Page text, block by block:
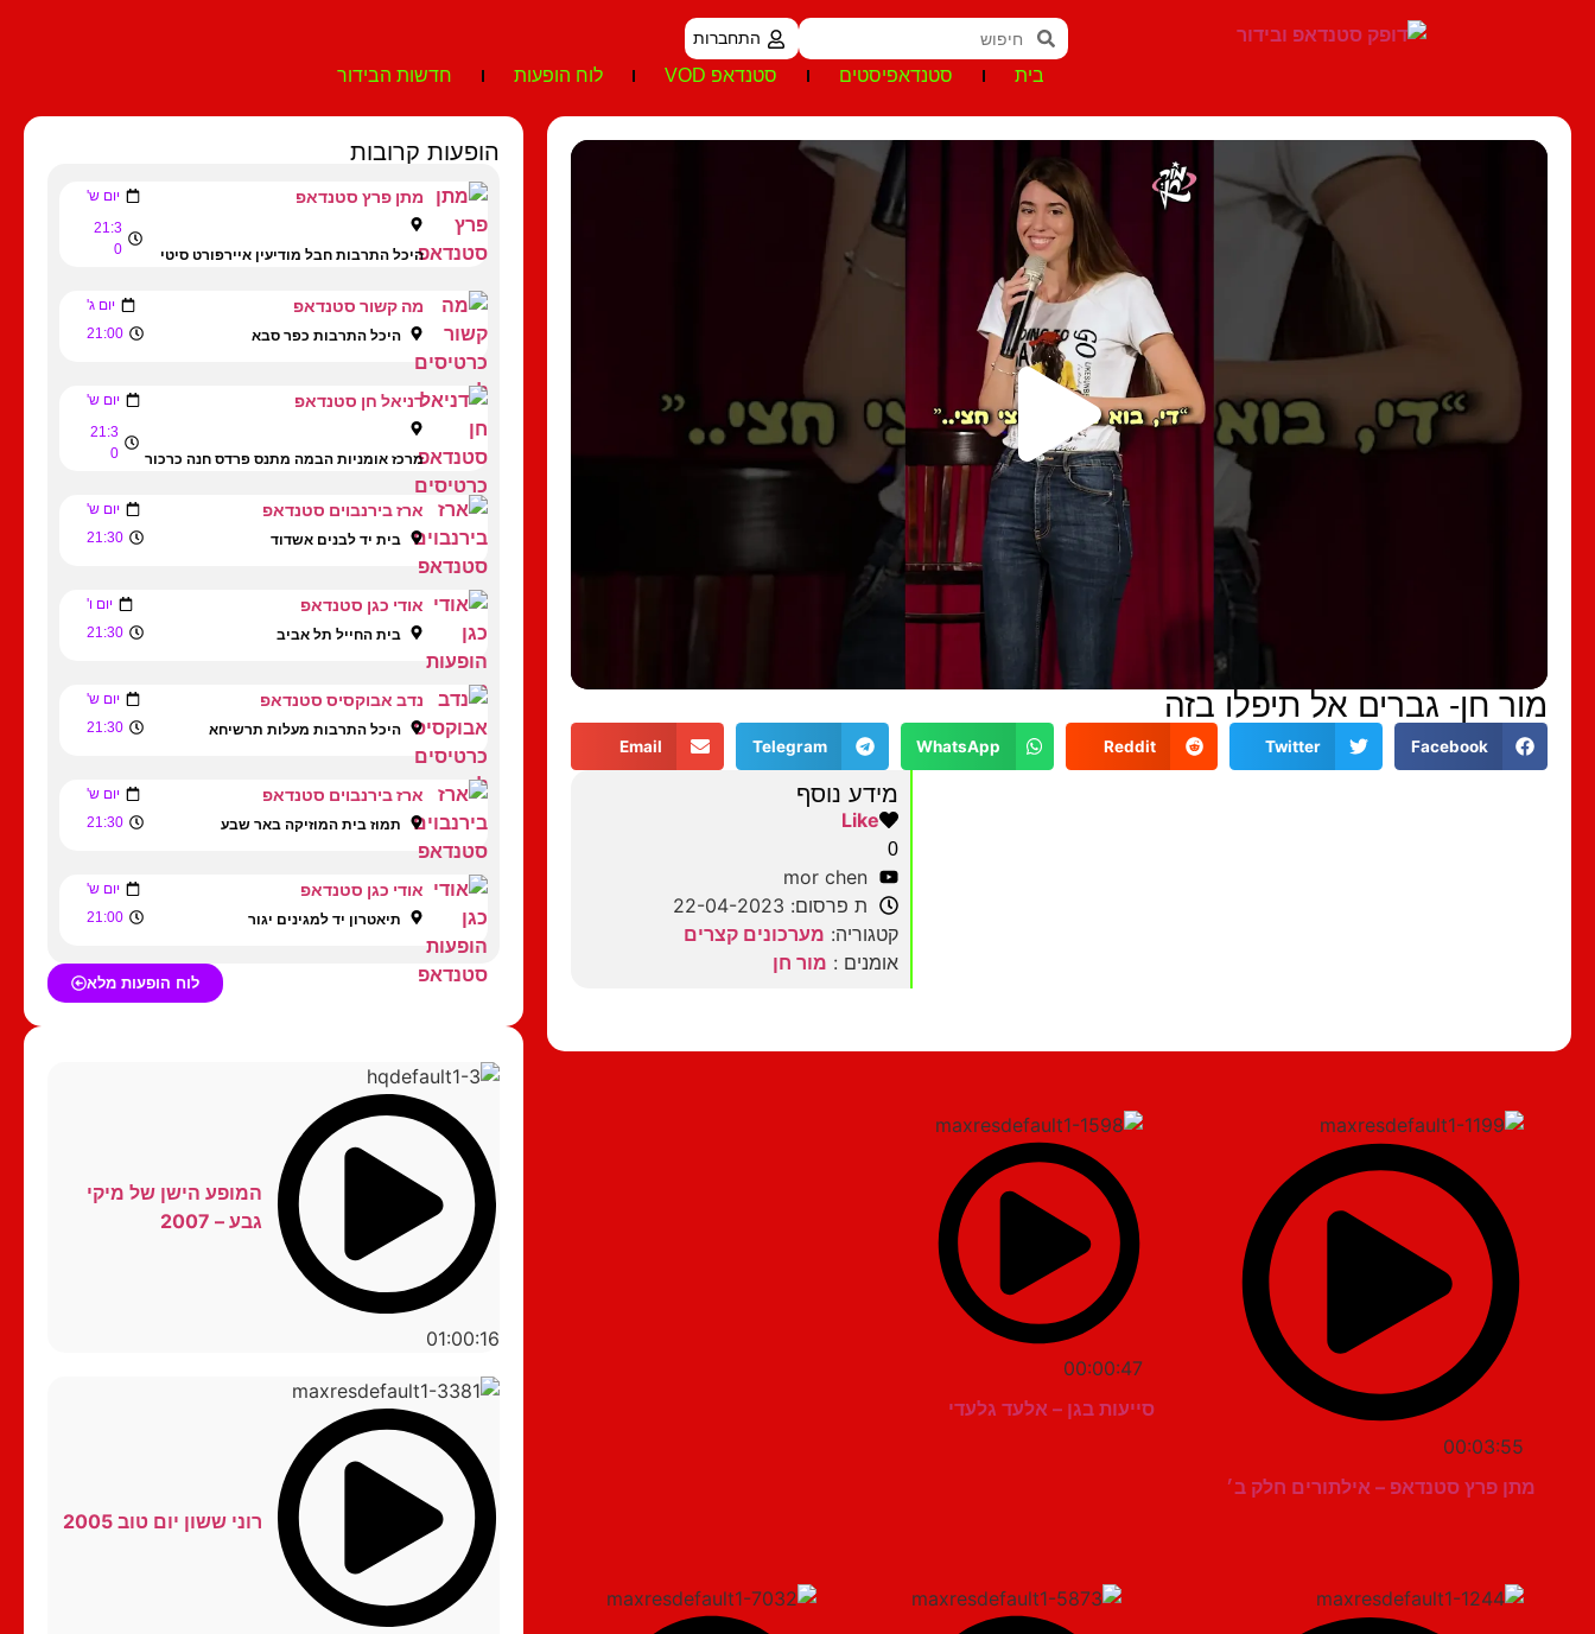
התחברות
בית סטנדאפיסטים סטנדאפ VOD לוח הופעות חדשות הבידור
מור חן- גברים אל תיפלו בזה
Facebook
Twitter
Reddit
WhatsApp
Telegram
Email
מידע נוסף
Like
0
mor chen
ת פרסום: 22-04-2023
קטגוריה: מערכונים קצרים
אומנים : מור חן
00:03:55
מתן פרץ סטנדאפ – אילתורים חלק ב׳
00:00:47
סייעות בגן – אלעד גלעדי
הופעות קרובות
מתן פרץ סטנדאפ יום ש'
היכל התרבות חבל מודיעין איירפורט סיטי
21:3
0
מה קשור סטנדאפ יום ג'
היכל התרבות כפר סבא 21:00
דניאל חן סטנדאפ יום ש'
מרכז אומניות הבמה מתנס פרדס חנה כרכור
21:3
0
ארז בירנבוים סטנדאפ יום ש'
בית יד לבנים אשדוד 21:30
אודי כגן סטנדאפ יום ו'
בית החייל תל אביב 21:30
נדב אבוקסיס סטנדאפ יום ש'
היכל התרבות מעלות תרשיחא 21:30
ארז בירנבוים סטנדאפ יום ש'
תמוז בית המוזיקה באר שבע 21:30
אודי כגן סטנדאפ יום ש'
תיאטרון יד למגינים יגור 21:00
לוח הופעות מלא
01:00:16
המופע הישן של מיקי
גבע – 2007
רוני ששון יום טוב 2005